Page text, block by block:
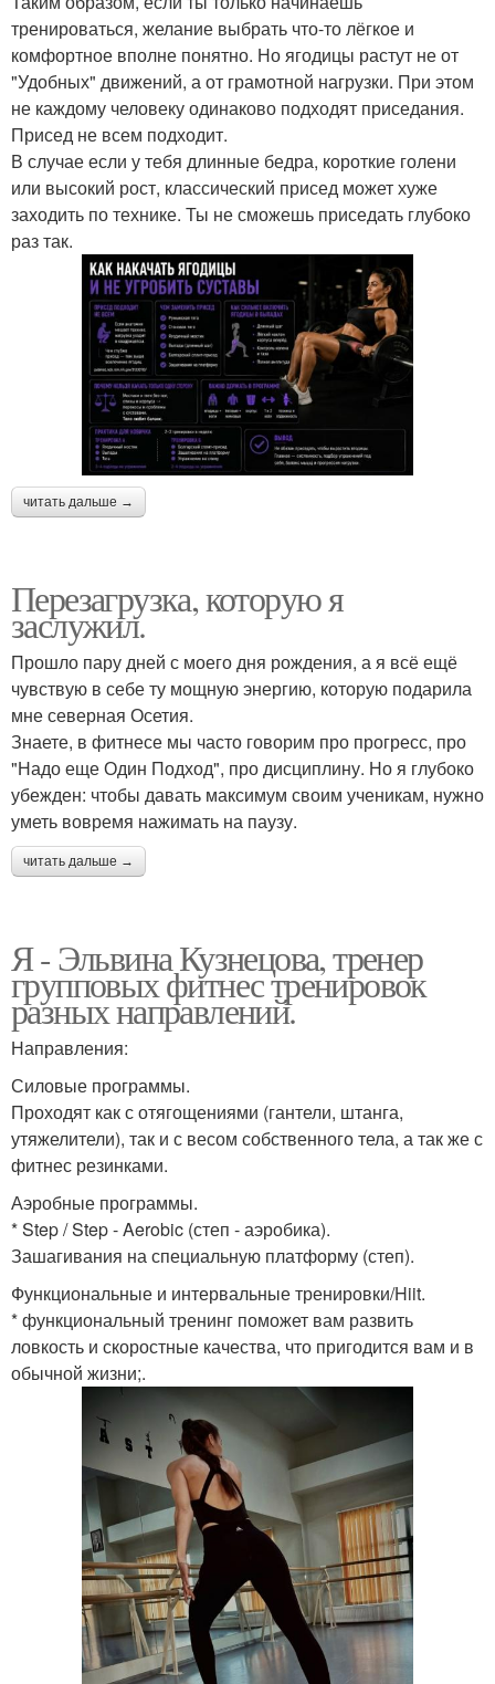
тренироваться, желание выбрать что-то лёгкое и
комфортное вполне понятно. Но ягодицы растут не от
"Удобных" движений, а от грамотной нагрузки. При этом
не каждому человеку одинаково подходят приседания.
Присед не всем подходит.
В случае если у тебя длинные бедра, короткие голени
или высокий рост, классический присед может хуже
заходить по технике. Ты не сможешь приседать глубоко
раз так.
читать дальше →
Перезагрузка, которую я
заслужил.
Прошло пару дней с моего дня рождения, а я всё ещё
чувствую в себе ту мощную энергию, которую подарила
мне северная Осетия.
Знаете, в фитнесе мы часто говорим про прогресс, про
"Надо еще Один Подход", про дисциплину. Но я глубоко
убежден: чтобы давать максимум своим ученикам, нужно
уметь вовремя нажимать на паузу.
читать дальше →
Я - Эльвина Кузнецова, тренер
групповых фитнес тренировок
разных направлений.
Направления:
Силовые программы.
Проходят как с отягощениями (гантели, штанга,
утяжелители), так и с весом собственного тела, а так же с
фитнес резинками.
Аэробные программы.
* Step / Step - Aerobic (степ - аэробика).
Зашагивания на специальную платформу (степ).
Функциональные и интервальные тренировки/Hiit.
* функциональный тренинг поможет вам развить
ловкость и скоростные качества, что пригодится вам и в
обычной жизни;.